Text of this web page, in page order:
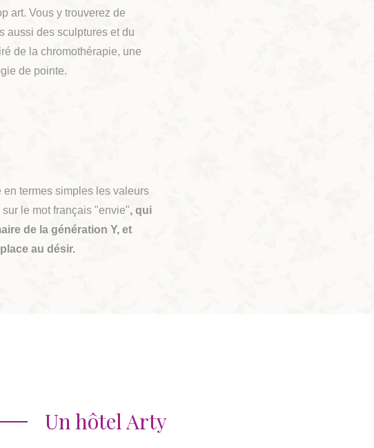
art. Vous y trouverez de
aussi des sculptures et du
de la chromothérapie, une
de pointe.
en termes simples les valeurs
le mot français "envie", qui
de la génération Y, et
au désir.
Un hôtel Arty